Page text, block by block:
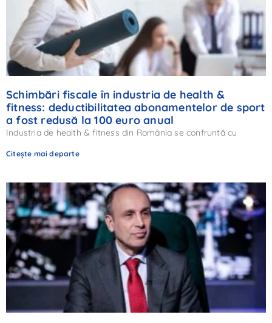
Schimbări fiscale în industria de health &
fitness: deductibilitatea abonamentelor de sport
a fost redusă la 100 euro anual
Industria de health & fitness din România se confruntă cu
Citește mai departe